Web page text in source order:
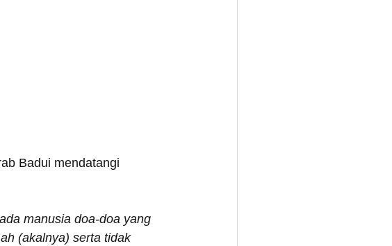
Badui mendatangi
manusia doa-­doa yang
(akalnya) serta tidak